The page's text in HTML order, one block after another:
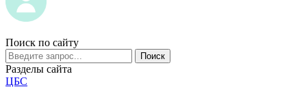
Поиск по сайту
Поиск
Разделы сайта
ЦБС